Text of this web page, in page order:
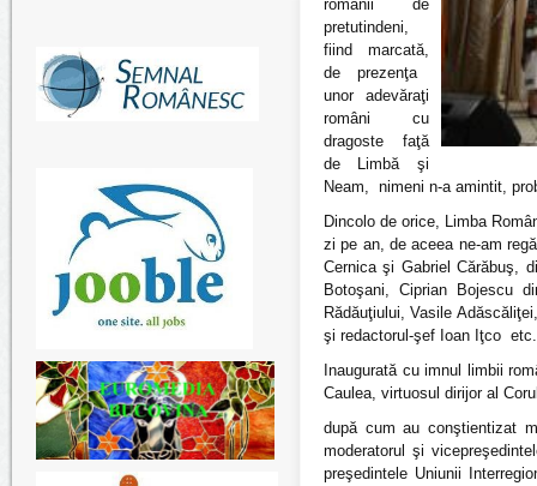
românii de
pretutindeni,
fiind marcată,
de prezenţa
unor adevăraţi
români cu
dragoste faţă
de Limbă şi
Neam, nimeni n-a amintit,
Dincolo de orice, Limba
zi pe an, de aceea ne-am
Cernica şi Gabriel Cărăbuş,
Botoşani, Ciprian Bojescu
Rădăuţiului, Vasile
şi redactorul-şef Ioan Iţco etc.
Inaugurată cu imnul limbii
Caulea, virtuosul dirijor al
după cum au conştientizat
moderatorul şi
preşedintele Uniunii